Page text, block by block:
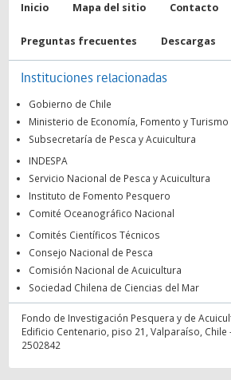
Inicio Mapa del sitio Contacto
Preguntas frecuentes Descargas
Instituciones relacionadas
Gobierno de Chile
Ministerio de Economía, Fomento y Turismo
Subsecretaría de Pesca y Acuicultura
INDESPA
Servicio Nacional de Pesca y Acuicultura
Instituto de Fomento Pesquero
Comité Oceanográfico Nacional
Comités Científicos Técnicos
Consejo Nacional de Pesca
Comisión Nacional de Acuicultura
Sociedad Chilena de Ciencias del Mar
Fondo de Investigación Pesquera y de
Edificio Centenario, piso 21, Valparaíso, Chile
2502842